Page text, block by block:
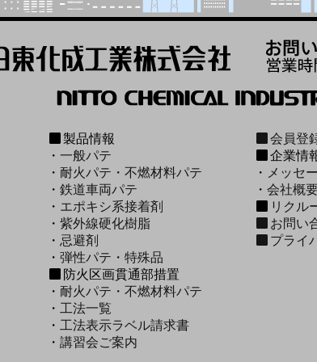
製品情報
・ 一般パテ
・ 耐火パテ・不燃材料パテ
・ 鉄道車両パテ
・ エポキシ系接着剤
・ 紫外線硬化樹脂
・ 忌避剤
・ 弾性パテ・特殊品
防火区画貫通部措置
・ 耐火パテ・不燃材料パテ
・ 工法一覧
・ 工法表示ラベル請求書
・ 講習会ご案内
会員登
企業情
・ メッセ
・会社概
リクル
お問い
プライ